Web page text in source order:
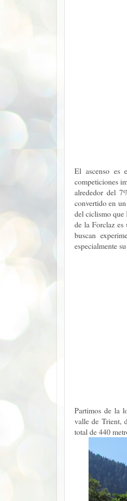
El ascenso es
competiciones
alrededor del
convertido en
del ciclismo que
de la Forclaz es
buscan
especialmente
Partimos de la
valle de Trient,
total de 440